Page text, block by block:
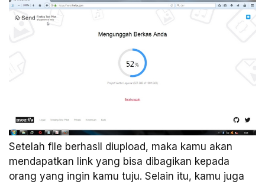
Setelah file berhasil diupload, maka kamu akan
mendapatkan link yang bisa dibagikan kepada
orang yang ingin kamu tuju. Selain itu, kamu juga